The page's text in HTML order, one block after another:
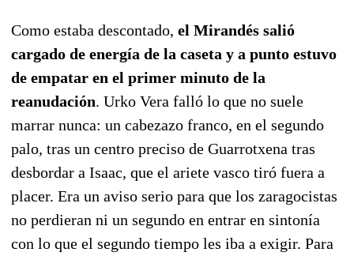
Como estaba descontado, el Mirandés salió
cargado de energía de la caseta y a punto estuvo
de empatar en el primer minuto de la
reanudación. Urko Vera falló lo que no suele
marrar nunca: un cabezazo franco, en el segundo
palo, tras un centro preciso de Guarrotxena tras
desbordar a Isaac, que el ariete vasco tiró fuera a
placer. Era un aviso serio para que los zaragocistas
no perdieran ni un segundo en entrar en sintonía
con lo que el segundo tiempo les iba a exigir. Para